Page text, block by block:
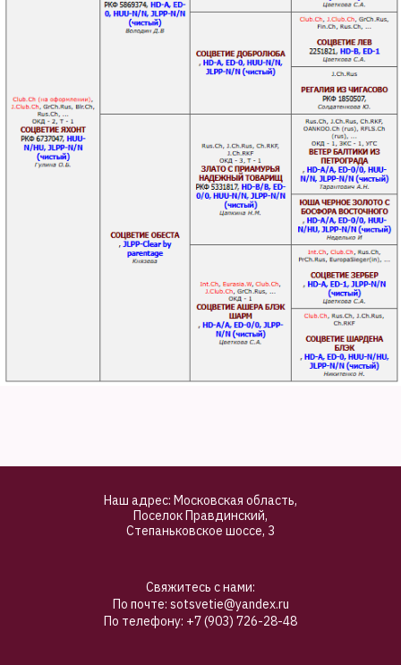
Наш адрес: Московская область,
Поселок Правдинский,
Степаньковское шоссе, 3
Свяжитесь с нами:
По почте: sotsvetie@yandex.ru
По телефону: +7 (903) 726-28-48